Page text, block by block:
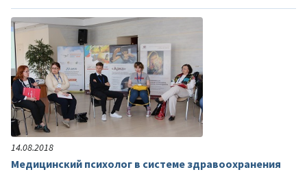
14.08.2018
Медицинский психолог в системе здравоохранения